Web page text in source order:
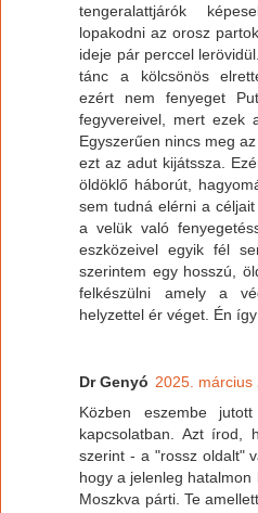
tengeralattjárók
lopakodni az orosz
ideje pár perccel
tánc a kölcsönös
ezért nem fenyeget
fegyvereivel, mert ezek
Egyszerűen nincs meg
ezt az adut kijátssza.
öldöklő háborút,
sem tudná elérni a
a velük való
eszközeivel egyik fél
szerintem egy hosszú,
felkészülni amely a
helyzettel ér véget. Én így
Dr Genyó 2025. március
Közben eszembe
kapcsolatban. Azt írod,
szerint - a "rossz oldalt"
hogy a jelenleg
Moszkva párti. Te